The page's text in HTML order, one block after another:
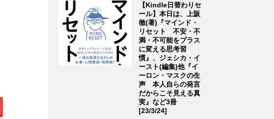
【Kindle日替わりセ
ール】本日は、上阪
徹(著)『マインド・
リセット 不安・不
満・不可能をプラス
に変える思考習
慣』、ジェシカ・イ
ースト(編集)他『イ
ーロン・マスクの生
声 本人自らの発言
だからこそ見える真
実』など3冊
[23/3/24]